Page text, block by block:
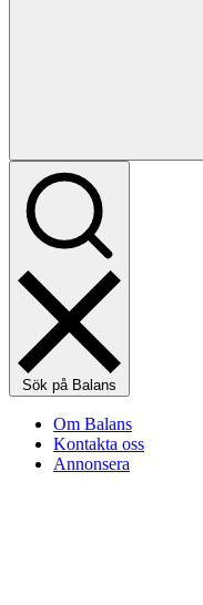
Sök på Balans
Om Balans
Kontakta oss
Annonsera